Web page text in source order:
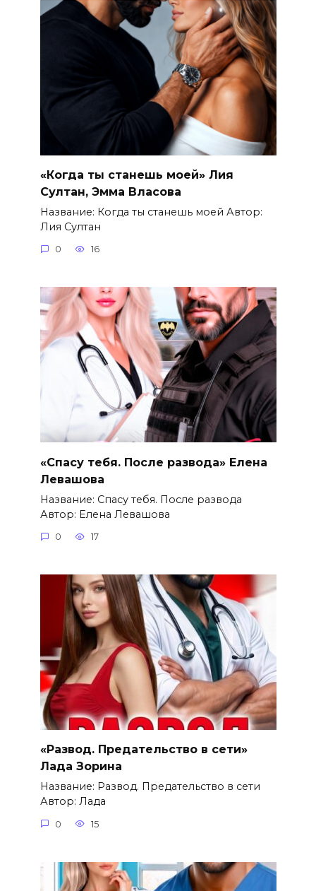
«Когда ты станешь моей» Лия
Султан, Эмма Власова
Название: Когда ты станешь моей Автор:
Лия Султан
0 16
«Спасу тебя. После развода» Елена
Левашова
Название: Спасу тебя. После развода
Автор: Елена Левашова
0 17
«Развод. Предательство в сети»
Лада Зорина
Название: Развод. Предательство в сети
Автор: Лада
0 15